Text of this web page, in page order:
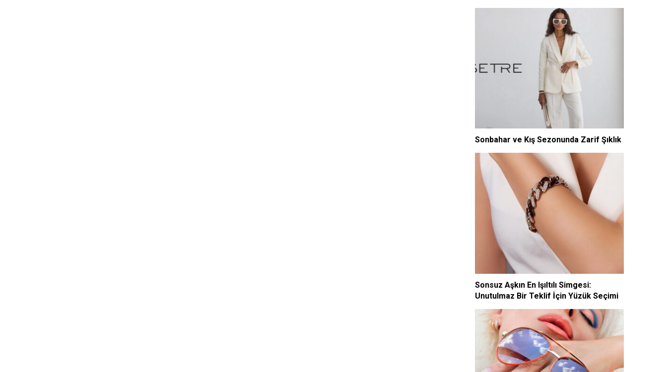
Sonbahar ve Kış Sezonunda Zarif Şıklık
Sonsuz Aşkın En Işıltılı Simgesi:
Unutulmaz Bir Teklif İçin Yüzük Seçimi